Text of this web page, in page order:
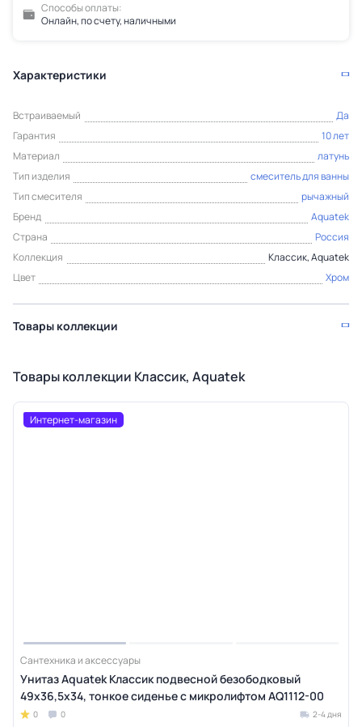
Способы оплаты:
Онлайн, по счету, наличными
Характеристики
Встраиваемый
Да
Гарантия
10 лет
Материал
латунь
Тип изделия
смеситель для ванны
Тип смесителя
рычажный
Бренд
Aquatek
Страна
Россия
Коллекция
Классик, Aquatek
Цвет
Хром
Товары коллекции
Товары коллекции Классик, Aquatek
Интернет-магазин
Сантехника и аксессуары
Унитаз Aquatek Классик подвесной безободковый
49х36,5х34, тонкое сиденье с микролифтом AQ1112-00
0 0 2-4 дня